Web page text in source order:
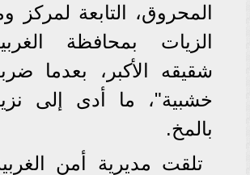
المحروق، التابعة لمركز
الزيات بمحافظة
شقيقه الأكبر، بعدما
خشبية"، ما أدى إلى
بالمخ.
تلقت مديرية أمن